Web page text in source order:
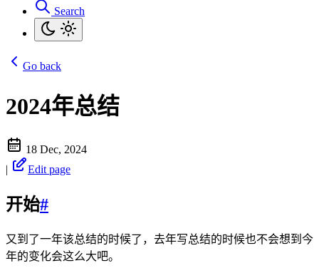
Search
Go back
2024年总结
18 Dec, 2024
|
Edit page
开始#
又到了一年该总结的时候了，去年写总结的时候也不会想到今
年的变化会这么大吧。